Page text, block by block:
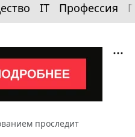
IT Профессия
проследит